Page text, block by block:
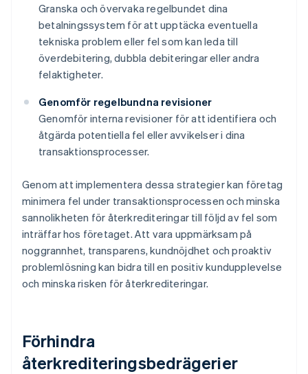
Granska och övervaka regelbundet dina
betalningssystem för att upptäcka eventuella
tekniska problem eller fel som kan leda till
överdebitering, dubbla debiteringar eller andra
felaktigheter.
Genomför regelbundna revisioner
Genomför interna revisioner för att identifiera och
åtgärda potentiella fel eller avvikelser i dina
transaktionsprocesser.
Genom att implementera dessa strategier kan företag
minimera fel under transaktionsprocessen och minska
sannolikheten för återkrediteringar till följd av fel som
inträffar hos företaget. Att vara uppmärksam på
noggrannhet, transparens, kundnöjdhet och proaktiv
problemlösning kan bidra till en positiv kundupplevelse
och minska risken för återkrediteringar.
Förhindra
återkrediteringsbedrägerier